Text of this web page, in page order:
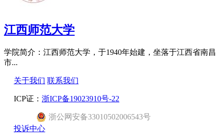
江西师范大学
学院简介：江西师范大学，于1940年始建，坐落于江西省南昌
市...
关于我们 联系我们
ICP证： 浙ICP备19023910号-22
浙公网安备33010502006543号
投诉中心